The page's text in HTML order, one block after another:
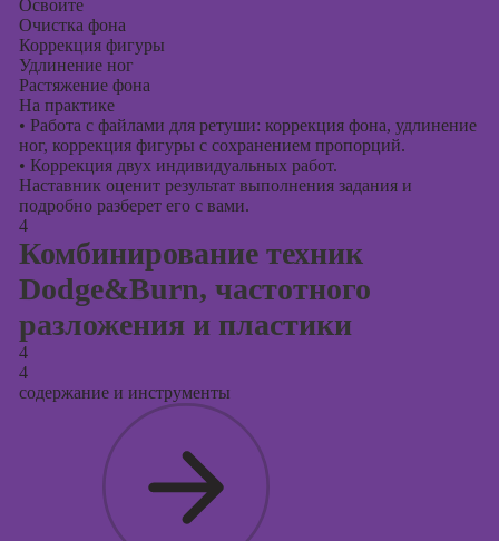
Освоите
Очистка фона
Коррекция фигуры
Удлинение ног
Растяжение фона
На практике
• Работа с файлами для ретуши: коррекция фона, удлинение
ног, коррекция фигуры с сохранением пропорций.
• Коррекция двух индивидуальных работ.
Наставник оценит результат выполнения задания и
подробно разберет его с вами.
4
Комбинирование техник
Dodge&Burn, частотного
разложения и пластики
4
4
содержание и инструменты